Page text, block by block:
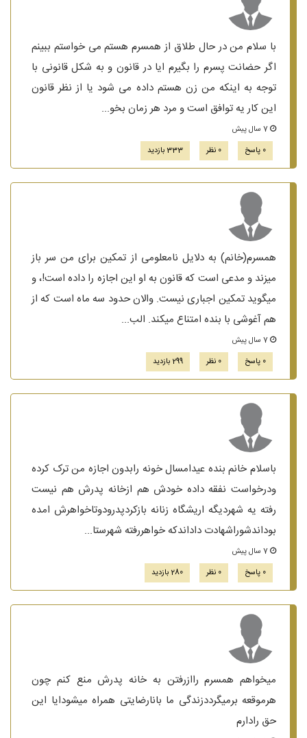
با سلام من در حال طلاق از همسرم هستم می خواستم ببینم
اگر حضانت پسرم را بگیرم ایا در قانون و به شکل قانونی با
توجه به اینکه من زن هستم داده می شود یا از نظر قانون
این کار یه توافق است و مرد هر زمان بخو...
0 پاسخ
0 نظر 333 بازدید
همسرم(خانم) به دلایل نامعلومی از تمکین برای من سر باز
میزند و مدعی است که قانون به او این اجازه را داده است!، و
میگوید تمکین اجباری نیست. والان حدود سه ماه است که از
هم آغوشی با بنده امتناع میکند. الب...
0 پاسخ
0 نظر 299 بازدید
باسلام خانم بنده عیدامسال خونه رابدون اجازه من ترک کرده
ودرخواست نفقه داده خودش هم ازخانه پدرش هم نیست
رفته یه شهردیگه اریشگاه زنانه بازکردپدرودوتاخواهرش امده
بوداندشوراشهادت داداندکه خواهررفته شهرستا...
0 پاسخ
0 نظر 280 بازدید
میخواهم همسرم راازرفتن به خانه پدرش منع کنم چون
هرموقعه برمیگرددزندگی ما بانارضایتی همراه میشودایا این
حق رادارم